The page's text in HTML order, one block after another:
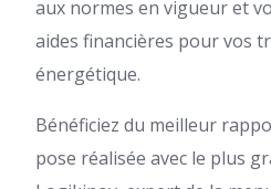
aux normes en vigueur et
aides financières pour vos
énergétique.
Bénéficiez du meilleur
pose réalisée avec le plus